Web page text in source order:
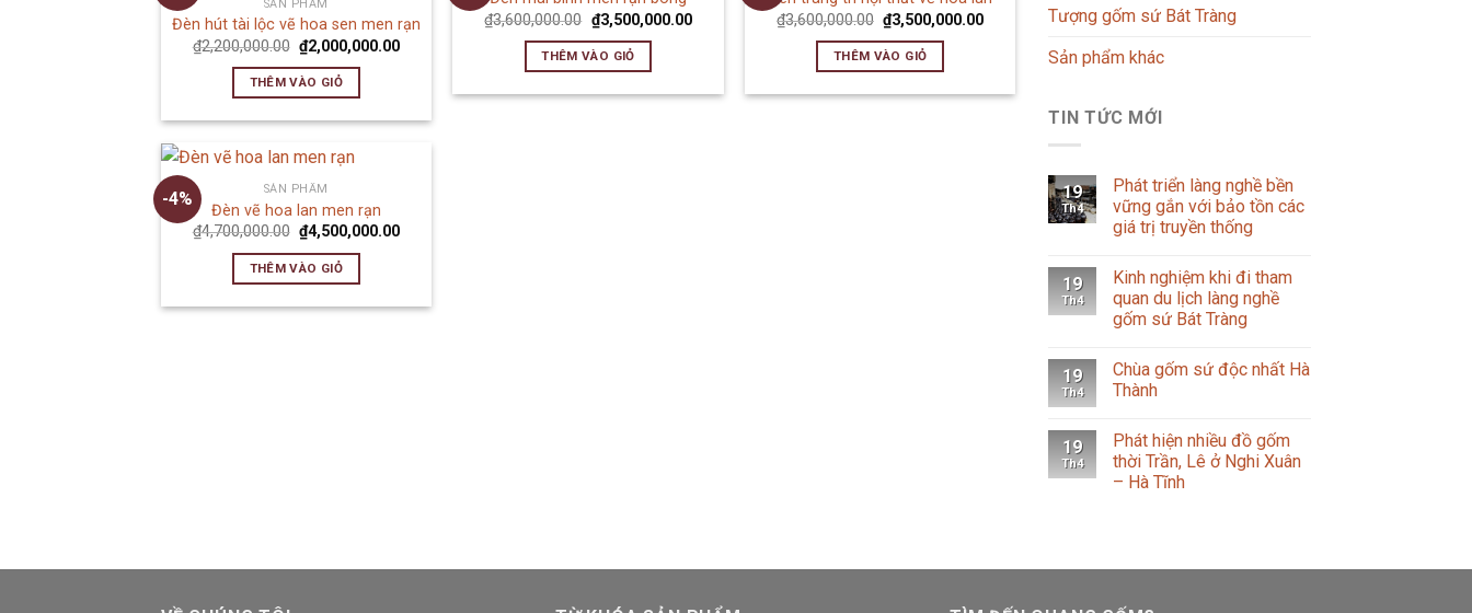
SẢN PHẨM
Đèn hút tài lộc vẽ hoa sen men rạn
₫2,200,000.00 ₫2,000,000.00
THÊM VÀO GIỎ
₫3,600,000.00 ₫3,500,000.00
THÊM VÀO GIỎ
₫3,600,000.00 ₫3,500,000.00
THÊM VÀO GIỎ
-4% SẢN PHẨM
Đèn vẽ hoa lan men rạn
₫4,700,000.00 ₫4,500,000.00
THÊM VÀO GIỎ
Tượng gốm sứ Bát Tràng
Sản phẩm khác
TIN TỨC MỚI
19
Th4
Phát triển làng nghề bền
vững gắn với bảo tồn các
giá trị truyền thống
19
Th4
Kinh nghiệm khi đi tham
quan du lịch làng nghề
gốm sứ Bát Tràng
19
Th4
Chùa gốm sứ độc nhất Hà
Thành
19
Th4
Phát hiện nhiều đồ gốm
thời Trần, Lê ở Nghi Xuân
– Hà Tĩnh